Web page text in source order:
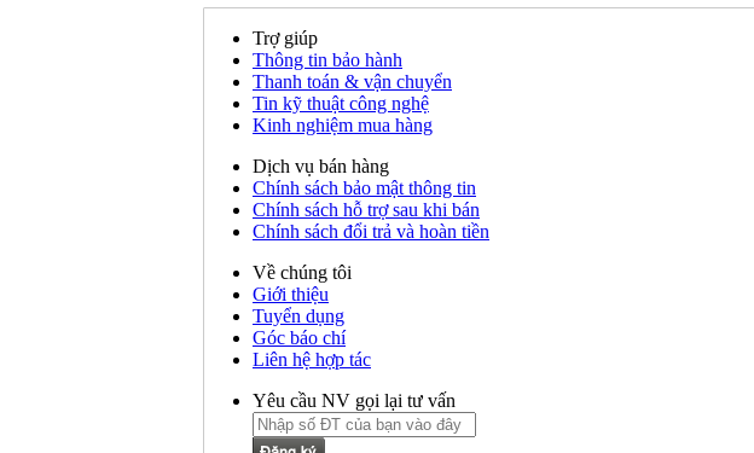
Trợ giúp
Thông tin bảo hành
Thanh toán & vận chuyển
Tin kỹ thuật công nghệ
Kinh nghiệm mua hàng
Dịch vụ bán hàng
Chính sách bảo mật thông tin
Chính sách hỗ trợ sau khi bán
Chính sách đổi trả và hoàn tiền
Về chúng tôi
Giới thiệu
Tuyển dụng
Góc báo chí
Liên hệ hợp tác
Yêu cầu NV gọi lại tư vấn